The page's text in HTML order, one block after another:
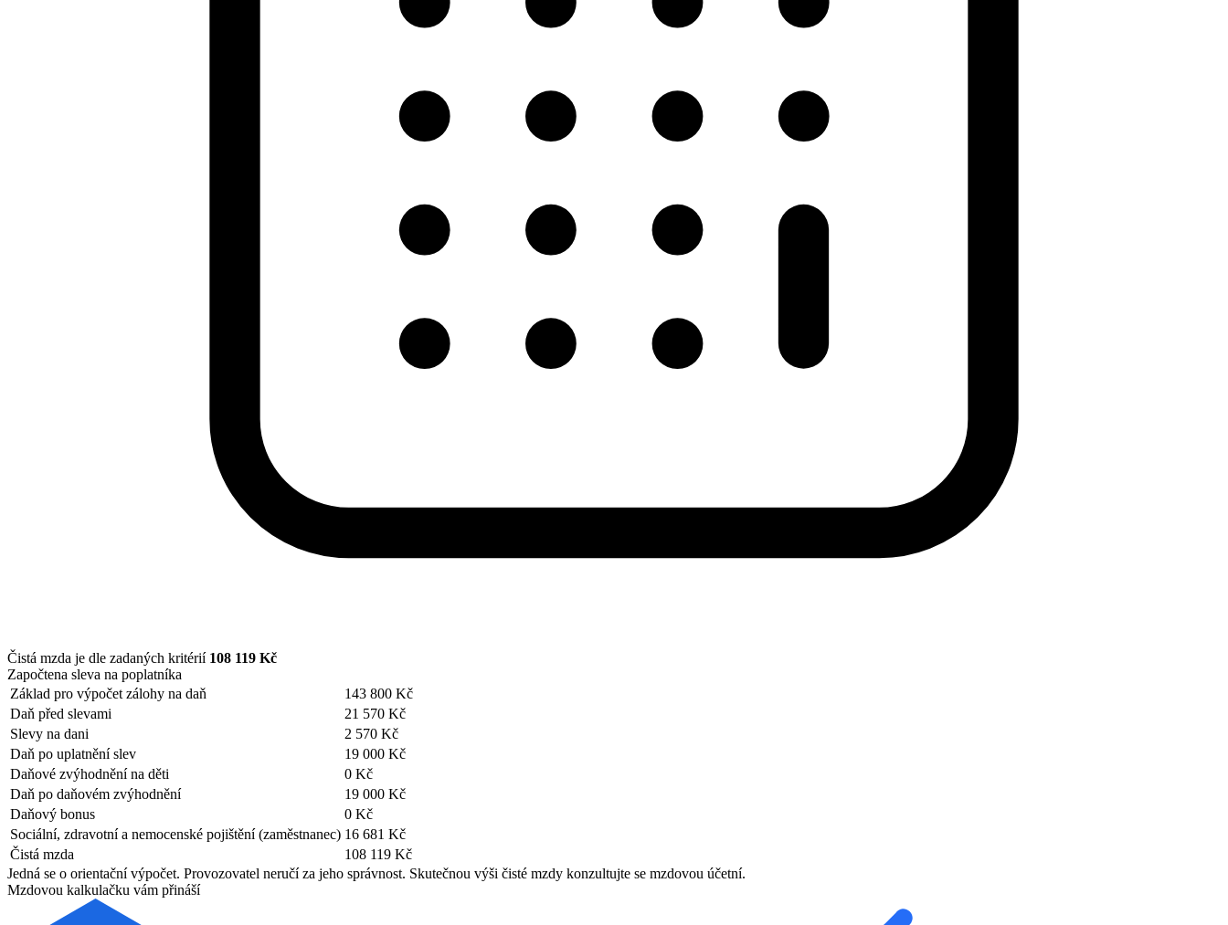
Čistá mzda je dle zadaných kritérií 108 119 Kč
Započtena sleva na poplatníka
Základ pro výpočet zálohy na daň
143 800 Kč
Daň před slevami
21 570 Kč
Slevy na dani
2 570 Kč
Daň po uplatnění slev
19 000 Kč
Daňové zvýhodnění na děti
0 Kč
Daň po daňovém zvýhodnění
19 000 Kč
Daňový bonus
0 Kč
Sociální, zdravotní a nemocenské pojištění (zaměstnanec) 16 681 Kč
Čistá mzda
108 119 Kč
Jedná se o orientační výpočet. Provozovatel neručí za jeho správnost. Skutečnou výši čisté mzdy konzultujte se mzdovou účetní.
Mzdovou kalkulačku vám přináší